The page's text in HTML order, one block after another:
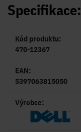
Specifikace:
Kód produktu:
470-12367
EAN:
5397063815050
Výrobce: